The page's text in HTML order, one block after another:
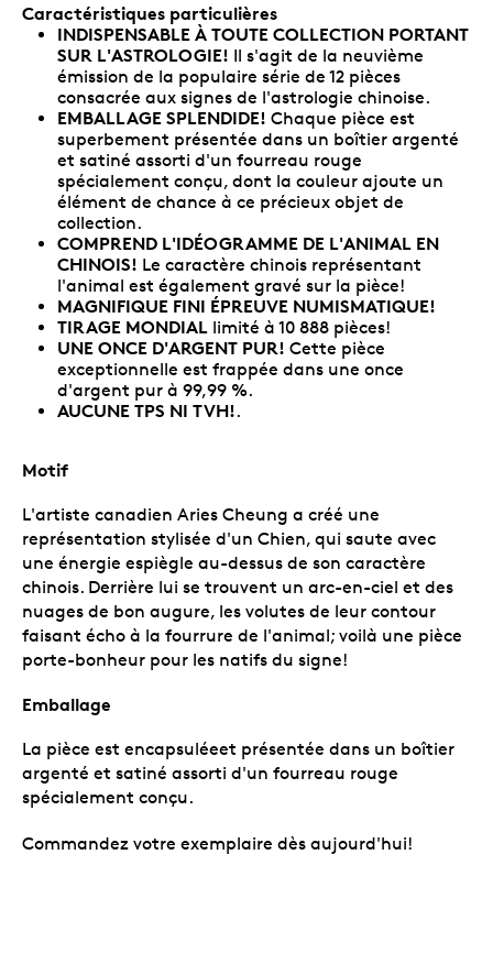
Caractéristiques particulières
INDISPENSABLE À TOUTE COLLECTION PORTANT
SUR L'ASTROLOGIE! Il s'agit de la neuvième
émission de la populaire série de 12 pièces
consacrée aux signes de l'astrologie chinoise.
EMBALLAGE SPLENDIDE! Chaque pièce est
superbement présentée dans un boîtier argenté
et satiné assorti d'un fourreau rouge
spécialement conçu, dont la couleur ajoute un
élément de chance à ce précieux objet de
collection.
COMPREND L'IDÉOGRAMME DE L'ANIMAL EN
CHINOIS! Le caractère chinois représentant
l'animal est également gravé sur la pièce!
MAGNIFIQUE FINI ÉPREUVE NUMISMATIQUE!
TIRAGE MONDIAL limité à 10 888 pièces!
UNE ONCE D'ARGENT PUR! Cette pièce
exceptionnelle est frappée dans une once
d'argent pur à 99,99 %.
AUCUNE TPS NI TVH!.
Motif
L'artiste canadien Aries Cheung a créé une
représentation stylisée d'un Chien, qui saute avec
une énergie espiègle au-dessus de son caractère
chinois. Derrière lui se trouvent un arc-en-ciel et des
nuages de bon augure, les volutes de leur contour
faisant écho à la fourrure de l'animal; voilà une pièce
porte-bonheur pour les natifs du signe!
Emballage
La pièce est encapsuléeet présentée dans un boîtier
argenté et satiné assorti d'un fourreau rouge
spécialement conçu.
Commandez votre exemplaire dès aujourd'hui!